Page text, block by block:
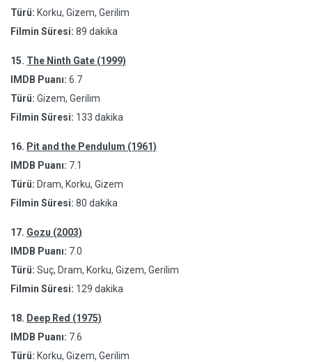
Türü: Korku, Gizem, Gerilim
Filmin Süresi: 89 dakika
15. The Ninth Gate (1999)
IMDB Puanı: 6.7
Türü: Gizem, Gerilim
Filmin Süresi: 133 dakika
16. Pit and the Pendulum (1961)
IMDB Puanı: 7.1
Türü: Dram, Korku, Gizem
Filmin Süresi: 80 dakika
17. Gozu (2003)
IMDB Puanı: 7.0
Türü: Suç, Dram, Korku, Gizem, Gerilim
Filmin Süresi: 129 dakika
18. Deep Red (1975)
IMDB Puanı: 7.6
Türü: Korku, Gizem, Gerilim